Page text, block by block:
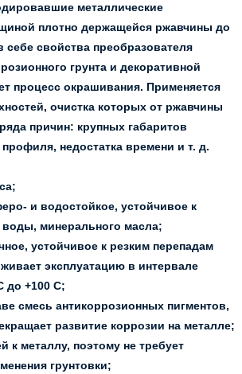
металлические
плотно держащейся ржавчины до
себе свойства преобразователя
грунта и декоративной
процесс окрашивания. Применяется
очистка которых от ржавчины
причин: крупных габаритов
недостатка времени и т. д.
и водостойкое, устойчивое к
минерального масла;
устойчивое к резким перепадам
эксплуатацию в интервале
до +100 С;
смесь антикоррозионных пигментов,
развитие коррозии на металле;
к металлу, поэтому не требует
грунтовки;